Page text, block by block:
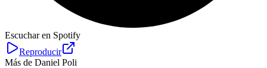
Escuchar en Spotify
Reproducir
Más de Daniel Poli